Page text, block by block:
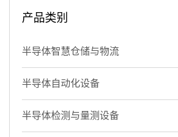
产品类别
半导体智慧仓储与物流
半导体自动化设备
半导体检测与量测设备